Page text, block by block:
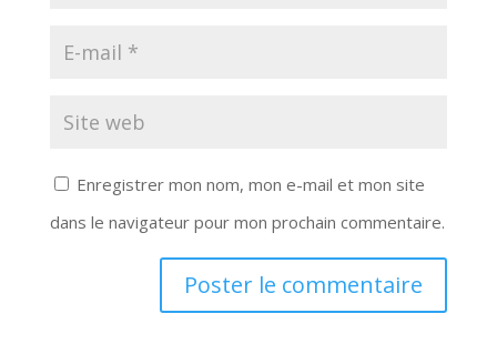
Enregistrer mon nom, mon e-mail et mon site
dans le navigateur pour mon prochain commentaire.